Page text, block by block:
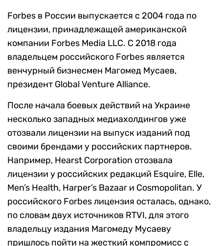
Forbes в России выпускается с 2004 года по
лицензии, принадлежащей американской
компании Forbes Media LLC. С 2018 года
владельцем российского Forbes является
венчурный бизнесмен Магомед Мусаев,
президент Global Venture Alliance.
После начала боевых действий на Украине
несколько западных медиахолдингов уже
отозвали лицензии на выпуск изданий под
своими брендами у российских партнеров.
Например, Hearst Corporation отозвала
лицензии у российских редакций Esquire, Elle,
Men’s Health, Harper’s Bazaar и Cosmopolitan. У
российского Forbes лицензия осталась, однако,
по словам двух источников RTVI, для этого
владельцу издания Магомеду Мусаеву
пришлось пойти на жесткий компромисс с